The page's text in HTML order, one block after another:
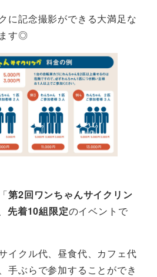
に記念撮影ができる大満足な
す◎
第2回ワンちゃんサイクリン
先着10組限定のイベントで
イクル代、昼食代、カフェ代
手ぶらで参加することができ